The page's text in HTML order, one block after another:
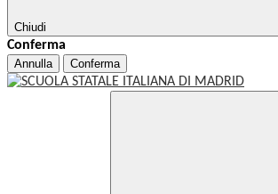
Chiudi
Conferma
Annulla Conferma